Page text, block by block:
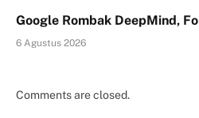
Google Rombak DeepMind,
6 Agustus 2026
Comments are closed.